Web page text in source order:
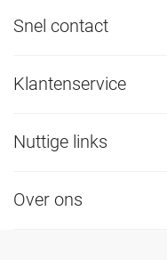
Snel contact
Klantenservice
Nuttige links
Over ons